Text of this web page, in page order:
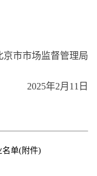
市场监督管理局
2025年2月11日
名单(附件)